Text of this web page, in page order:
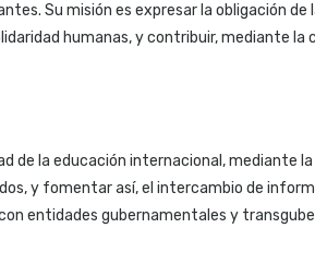
Su misión es expresar la obligación de
humanas, y contribuir, mediante la
de la educación internacional, mediante
y fomentar así, el intercambio de
entidades gubernamentales y